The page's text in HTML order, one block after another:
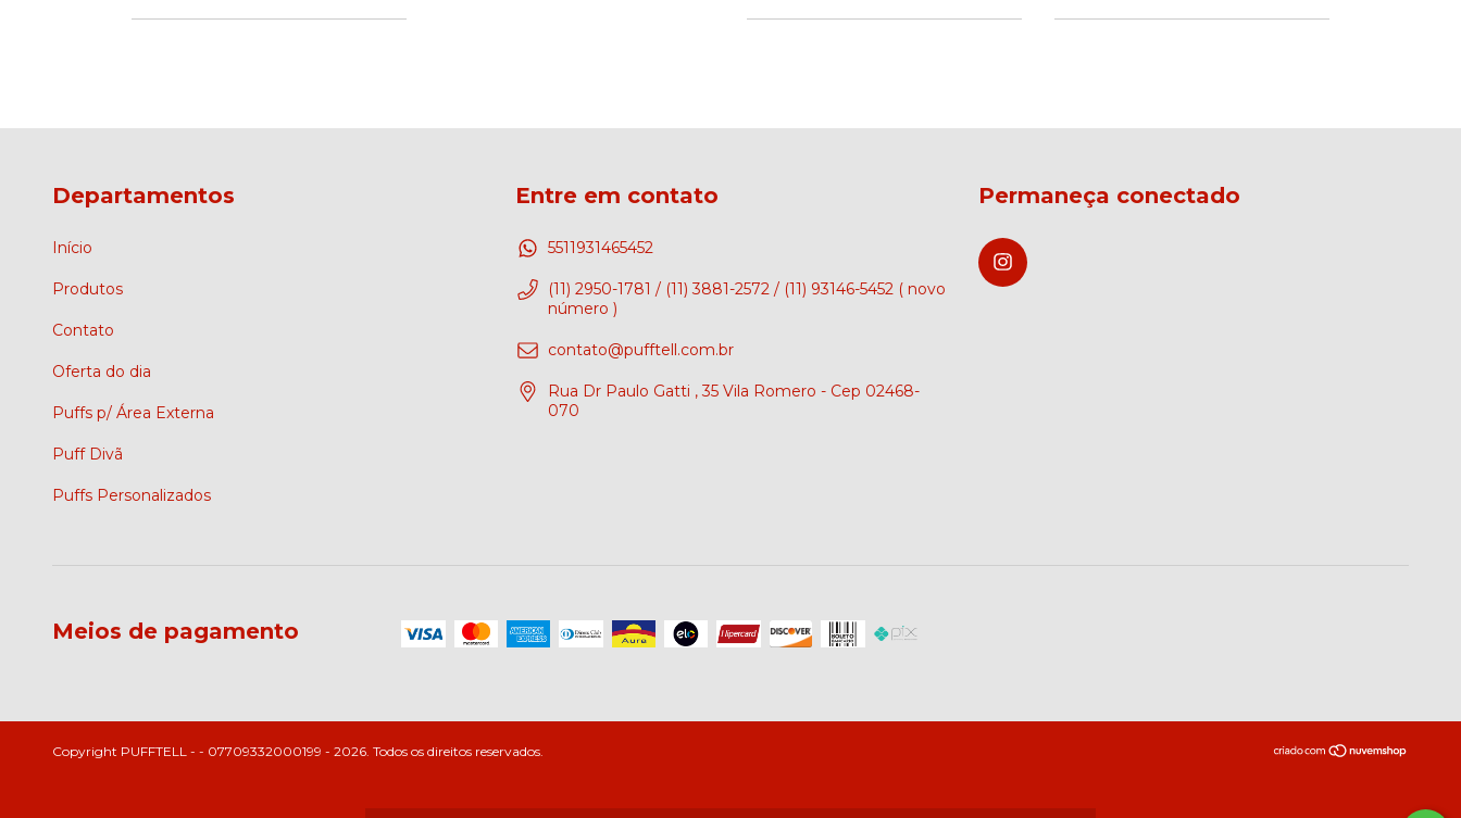
Departamentos
Início
Produtos
Contato
Oferta do dia
Puffs p/ Área Externa
Puff Divã
Puffs Personalizados
Entre em contato
5511931465452
(11) 2950-1781 / (11) 3881-2572 / (11) 93146-5452 ( novo
número )
contato@pufftell.com.br
Rua Dr Paulo Gatti , 35 Vila Romero - Cep 02468-
070
Permaneça conectado
Meios de pagamento
Copyright PUFFTELL - - 07709332000199 - 2026. Todos os direitos reservados.